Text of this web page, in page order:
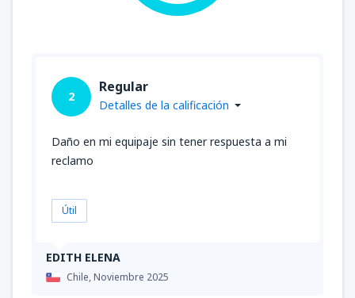
EDITH ELENA
Chile,Noviembre 2025
2
Regular
Detalles de la calificación
Daño en mi equipaje sin tener respuesta a mi
reclamo
Útil